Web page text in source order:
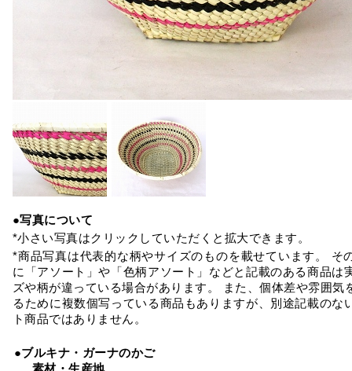
●写真について
*小さい写真はクリックしていただくと拡大できます。
*商品写真は代表的な柄やサイズのものを載せています。 そ
に「アソート」や「色柄アソート」などと記載のある商品は
ズや柄が違っている場合があります。 また、個体差や雰囲気
るために複数個写っている商品もありますが、別途記載のな
ト商品ではありません。
●ブルキナ・ガーナのかご
素材・生産地